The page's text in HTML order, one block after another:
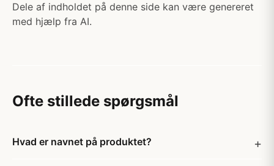
Dele af indholdet på denne side kan være genereret
med hjælp fra AI.
Ofte stillede spørgsmål
Hvad er navnet på produktet?